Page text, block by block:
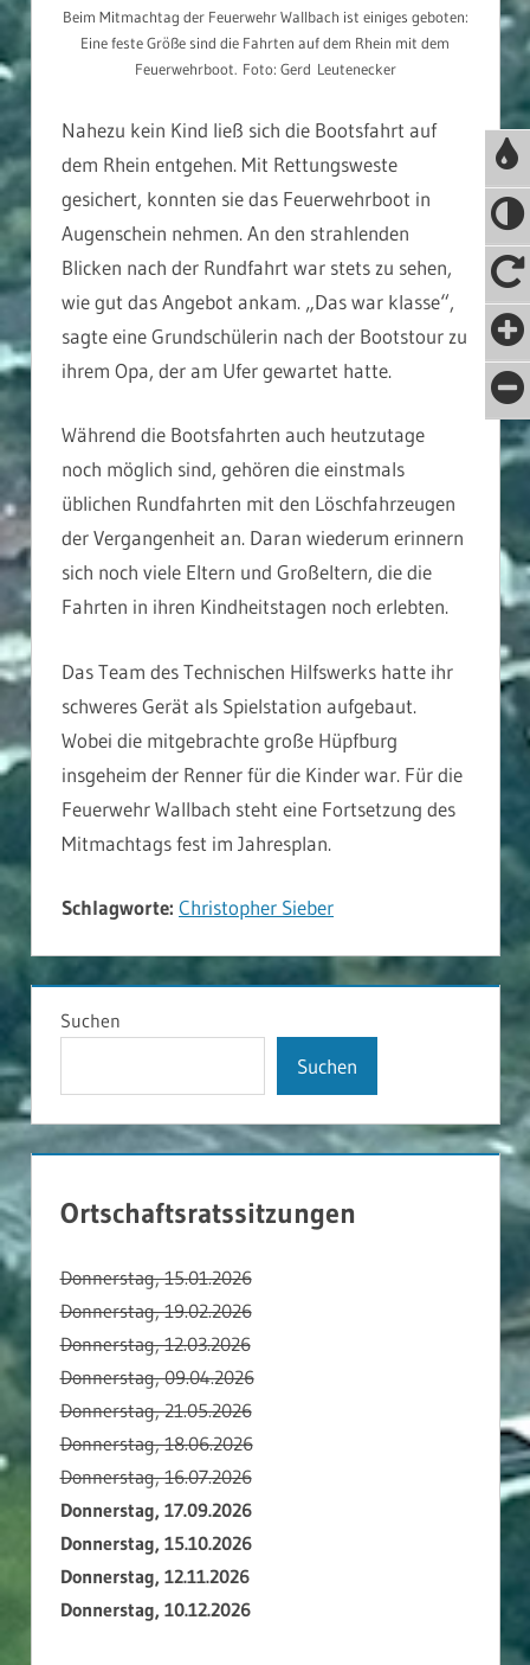
Beim Mitmachtag der Feuerwehr Wallbach ist einiges geboten:
Eine feste Größe sind die Fahrten auf dem Rhein mit dem
Feuerwehrboot. Foto: Gerd Leutenecker
Nahezu kein Kind ließ sich die Bootsfahrt auf
dem Rhein entgehen. Mit Rettungsweste
gesichert, konnten sie das Feuerwehrboot in
Augenschein nehmen. An den strahlenden
Blicken nach der Rundfahrt war stets zu sehen,
wie gut das Angebot ankam. „Das war klasse“,
sagte eine Grundschülerin nach der Bootstour zu
ihrem Opa, der am Ufer gewartet hatte.
Während die Bootsfahrten auch heutzutage
noch möglich sind, gehören die einstmals
üblichen Rundfahrten mit den Löschfahrzeugen
der Vergangenheit an. Daran wiederum erinnern
sich noch viele Eltern und Großeltern, die die
Fahrten in ihren Kindheitstagen noch erlebten.
Das Team des Technischen Hilfswerks hatte ihr
schweres Gerät als Spielstation aufgebaut.
Wobei die mitgebrachte große Hüpfburg
insgeheim der Renner für die Kinder war. Für die
Feuerwehr Wallbach steht eine Fortsetzung des
Mitmachtags fest im Jahresplan.
Schlagworte: Christopher Sieber
ALLGEMEIN
Suchen
Suchen
Ortschaftsratssitzungen
Donnerstag, 15.01.2026
Donnerstag, 19.02.2026
Donnerstag, 12.03.2026
Donnerstag, 09.04.2026
Donnerstag, 21.05.2026
Donnerstag, 18.06.2026
Donnerstag, 16.07.2026
Donnerstag, 17.09.2026
Donnerstag, 15.10.2026
Donnerstag, 12.11.2026
Donnerstag, 10.12.2026